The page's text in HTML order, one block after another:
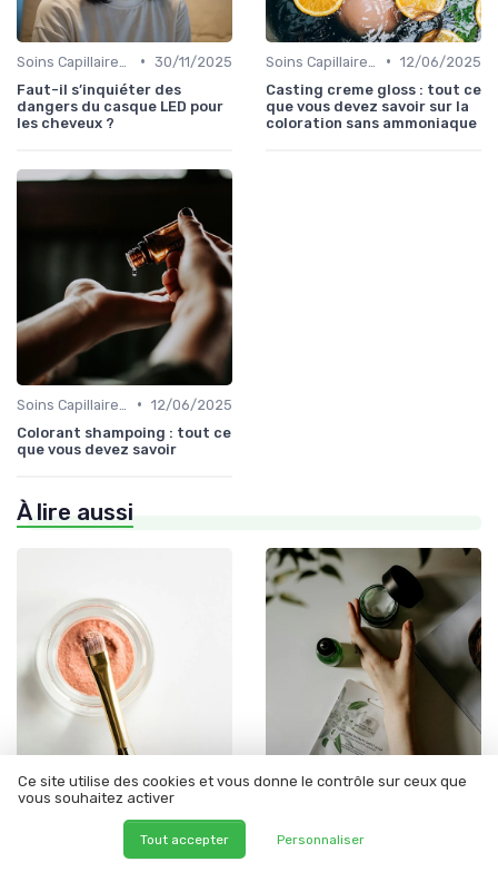
• 30/11/2025
Faut-il s’inquiéter des
dangers du casque LED pour
les cheveux ?
• 12/06/2025
Casting creme gloss : tout ce
que vous devez savoir sur la
coloration sans ammoniaque
• 12/06/2025
Colorant shampoing : tout ce
que vous devez savoir
À lire aussi
Soins Capillaires Bio •
12/06/2025
que vous devez savoir
Produits Solaires Bio • 27/12/2025
bronzage éclatant
Ce site utilise des cookies et vous donne le contrôle sur ceux que
vous souhaitez activer
Tout accepter Personnaliser